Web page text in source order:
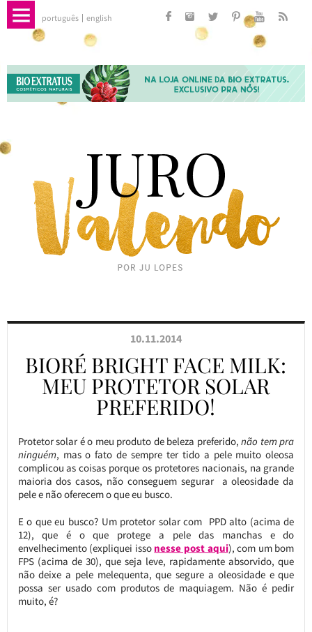
português english
10.11.2014
BIORÉ BRIGHT FACE MILK:
MEU PROTETOR SOLAR
PREFERIDO!
Protetor solar é o meu produto de beleza preferido,não tem pra
ninguém, mas o fato de sempre ter tido a pele muito oleosa
complicou as coisas porque os protetores nacionais, na grande
maioria dos casos, não conseguem segurar a oleosidade da
pele e não oferecem o que eu busco.
E o que eu busco? Um protetor solar com PPD alto (acima de
12), que é o que protege a pele das manchas e do
envelhecimento (expliquei isso nesse post aqui), com um bom
FPS (acima de 30), que seja leve, rapidamente absorvido, que
não deixe a pele melequenta, que segure a oleosidade e que
possa ser usado com produtos de maquiagem. Não é pedir
muito, é?